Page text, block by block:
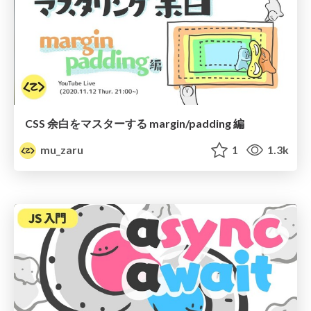
CSS 余白をマスターする margin/padding 編
mu_zaru
1 1.3k